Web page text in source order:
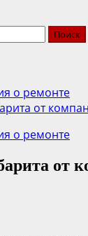
о ремонте
от
о ремонте
от